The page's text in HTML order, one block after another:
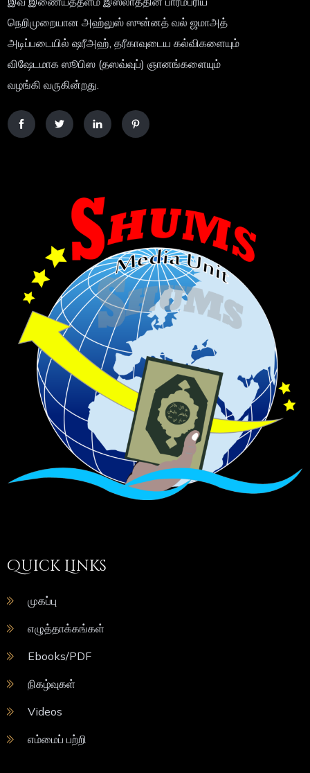
நெறிமுறையான அஹ்லுஸ் ஸுன்னத் வல் ஜமாஅத்
அடிப்படையில் ஷரீஅஹ், தரீகாவுடைய கல்விகளையும்
விஷேடமாக ஸூபிஸ (தஸவ்வுப்) ஞானங்களையும்
வழங்கி வருகின்றது.
Quick Links
முகப்பு
எழுத்தாக்கங்கள்
Ebooks/PDF
நிகழ்வுகள்
Videos
எம்மைப் பற்றி